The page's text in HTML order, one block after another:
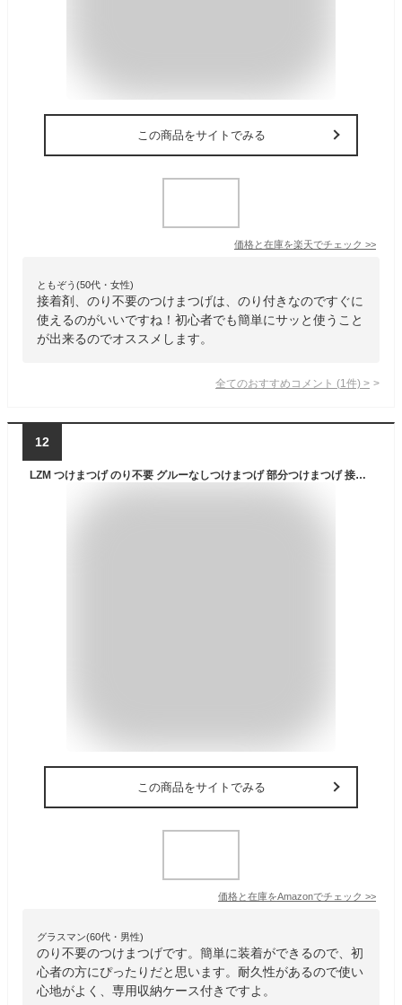
この商品をサイトでみる
価格と在庫を楽天でチェック >>
ともぞう(50代・女性)
接着剤、のり不要のつけまつげは、のり付きなのですぐに
使えるのがいいですね！初心者でも簡単にサッと使うこと
が出来るのでオススメします。
全てのおすすめコメント (1 件) >
12
LZM つけまつげ のり不要 グルーなしつけまつげ 部分つけまつげ 接着剤不要 初心者 で簡単装着 立体感 可愛い 自然な束感 人気 耐久性が高い 10組 専用収納ケース付き 軽量 快適 bt227
この商品をサイトでみる
価格と在庫をAmazonでチェック >>
グラスマン(60代・男性)
のり不要のつけまつげです。簡単に装着ができるので、初
心者の方にぴったりだと思います。耐久性があるので使い
心地がよく、専用収納ケース付きですよ。